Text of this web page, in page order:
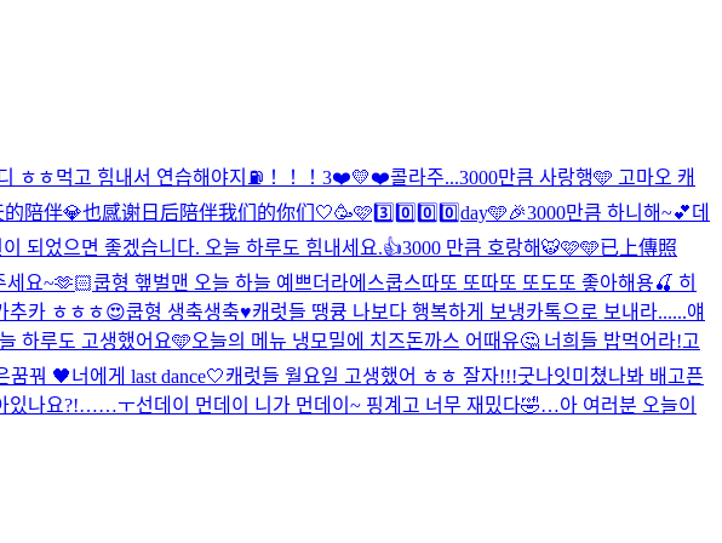
ㅎㅎ먹고 힘내서 연습해야지⛽️！！！ 3❤️💛❤️콜라주...3000만큼 사랑행🩵 고마오 캐
的陪伴💎也感谢日后陪伴我们的你们🤍🥳🩷3️⃣0️⃣0️⃣0️⃣day🩵🎉3000만큼 하니해~💕데
되었으면 좋겠습니다. 오늘 하루도 힘내세요.👍3000 만큼 호랑해🐯🩷🩵已上傳照
세요~🫶🏻쿱형 햎벌맨 오늘 하늘 예쁘더라에스쿱스따또 또따또 또도또 좋아해용🍒 히
추카 ㅎㅎㅎ😍쿱형 생축생축♥️캐럿들 땡큥 나보다 행복하게 보냉카톡으로 보내라......얘
하루도 고생했어요🩵오늘의 메뉴 냉모밀에 치즈돈까스 어때유🤔 너희들 밥먹어라!고
꿈꿔 🖤너에게 last dance🤍캐럿들 월요일 고생했어 ㅎㅎ 잘자!!!굿나잇미쳤나봐 배고픈
있나요?!……ㅜ선데이 먼데이 니가 먼데이~ 핑계고 너무 재밌다🤣…아 여러분 오늘이